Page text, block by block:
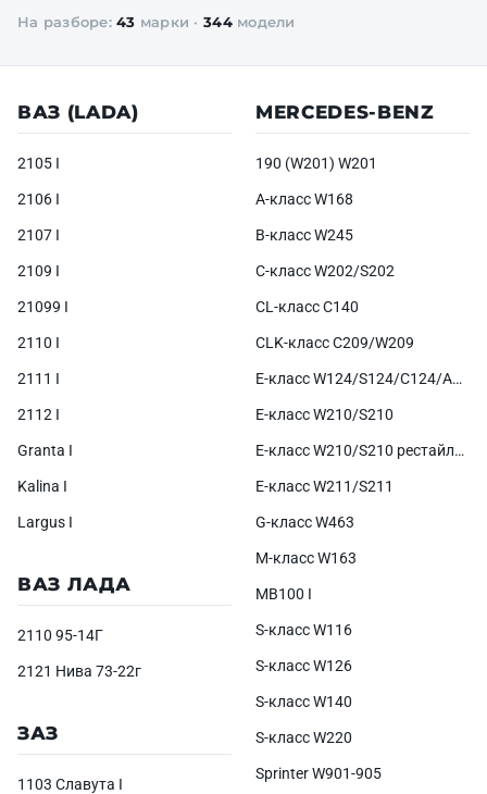
На разборе:43 марки · 344модели
ВАЗ (LADA)
2105 I
2106 I
2107 I
2109 I
21099 I
2110 I
2111 I
2112 I
Granta I
Kalina I
Largus I
ВАЗ ЛАДА
2110 95-14Г
2121 Нива 73-22г
ЗАЗ
1103 Славута I
MERCEDES-BENZ
190 (W201) W201
A-класс W168
B-класс W245
C-класс W202/S202
CL-класс C140
CLK-класс C209/W209
E-класс W124/S124/C124/A124
E-класс W210/S210
E-класс W210/S210 рестайлинг
E-класс W211/S211
G-класс W463
M-класс W163
MB100 I
S-класс W116
S-класс W126
S-класс W140
S-класс W220
Sprinter W901-905